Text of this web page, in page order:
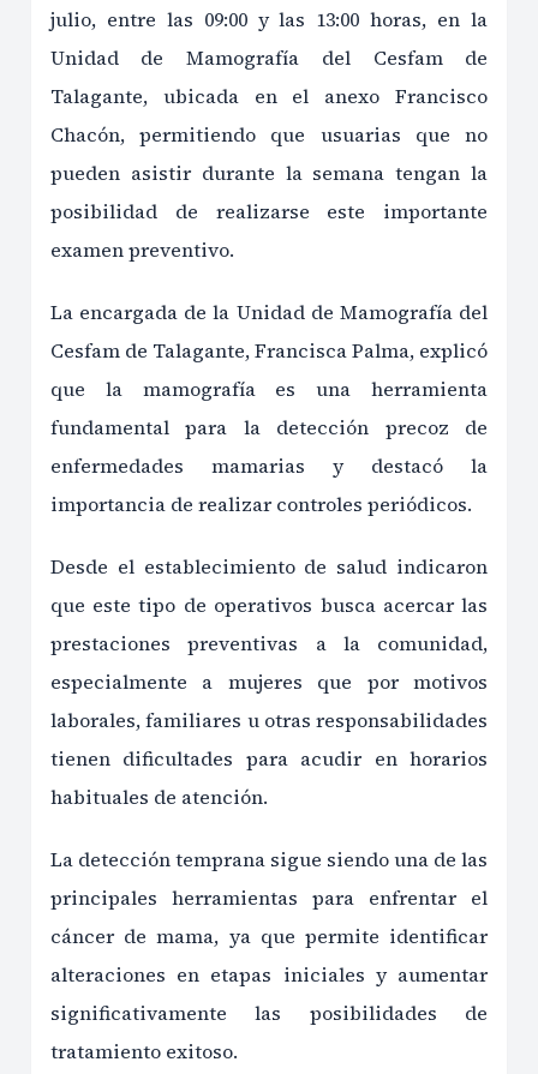
julio, entre las 09:00 y las 13:00 horas, en la
Unidad de Mamografía del Cesfam de
Talagante, ubicada en el anexo Francisco
Chacón, permitiendo que usuarias que no
pueden asistir durante la semana tengan la
posibilidad de realizarse este importante
examen preventivo.
La encargada de la Unidad de Mamografía del
Cesfam de Talagante, Francisca Palma, explicó
que la mamografía es una herramienta
fundamental para la detección precoz de
enfermedades mamarias y destacó la
importancia de realizar controles periódicos.
Desde el establecimiento de salud indicaron
que este tipo de operativos busca acercar las
prestaciones preventivas a la comunidad,
especialmente a mujeres que por motivos
laborales, familiares u otras responsabilidades
tienen dificultades para acudir en horarios
habituales de atención.
La detección temprana sigue siendo una de las
principales herramientas para enfrentar el
cáncer de mama, ya que permite identificar
alteraciones en etapas iniciales y aumentar
significativamente las posibilidades de
tratamiento exitoso.